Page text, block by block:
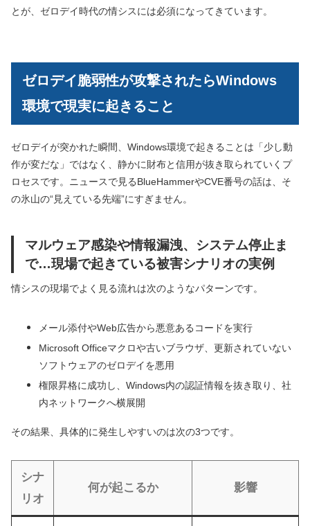
とが、ゼロデイ時代の情シスには必須になってきています。
ゼロデイ脆弱性が攻撃されたらWindows
環境で現実に起きること
ゼロデイが突かれた瞬間、Windows環境で起きることは「少し動
作が変だな」ではなく、静かに財布と信用が抜き取られていくプ
ロセスです。ニュースで見るBlueHammerやCVE番号の話は、そ
の氷山の“見えている先端”にすぎません。
マルウェア感染や情報漏洩、システム停止ま
で…現場で起きている被害シナリオの実例
情シスの現場でよく見る流れは次のようなパターンです。
メール添付やWeb広告から悪意あるコードを実行
Microsoft Officeマクロや古いブラウザ、更新されていない
ソフトウェアのゼロデイを悪用
権限昇格に成功し、Windows内の認証情報を抜き取り、社
内ネットワークへ横展開
その結果、具体的に発生しやすいのは次の3つです。
シナ
リオ
何が起こるか 影響